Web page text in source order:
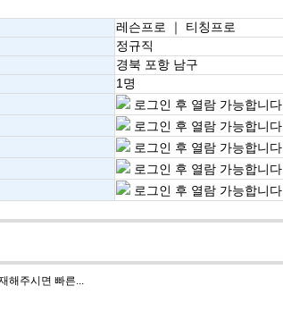
레슨프로 ｜ 티칭프로
정규직
경북 포항 남구
1명
로그인 후 열람 가능합니다.
로그인 후 열람 가능합니다.
로그인 후 열람 가능합니다.
로그인 후 열람 가능합니다.
로그인 후 열람 가능합니다.
해주시면 빠른...